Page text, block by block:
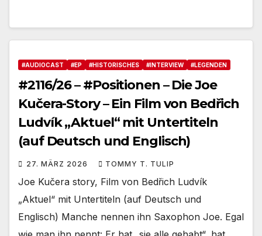
#AUDIOCAST #EP #HISTORISCHES #INTERVIEW #LEGENDEN
#2116/26 – #Positionen – Die Joe
Kučera-Story – Ein Film von Bedřich
Ludvík „Aktuel“ mit Untertiteln
(auf Deutsch und Englisch)
27. MÄRZ 2026 TOMMY T. TULIP
Joe Kučera story, Film von Bedřich Ludvík
„Aktuel“ mit Untertiteln (auf Deutsch und
Englisch) Manche nennen ihn Saxophon Joe. Egal